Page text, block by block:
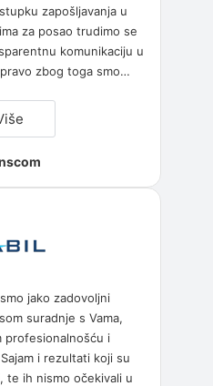
zapošljavanja u
za posao trudimo se
komunikaciju u
zbog toga smo…
“Transcom”
jako zadovoljni
suradnje s Vama,
profesionalnošću i
i rezultati koji su
te ih nismo očekivali u